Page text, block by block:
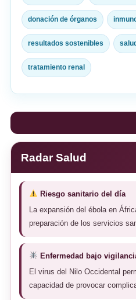
donación de órganos
resultados sostenibles
tratamiento renal
Radar Salud
Riesgo sanitario del día
La expansión del ébola en
preparación de los servicios
Enfermedad bajo
El virus del Nilo Occidental
capacidad de provocar